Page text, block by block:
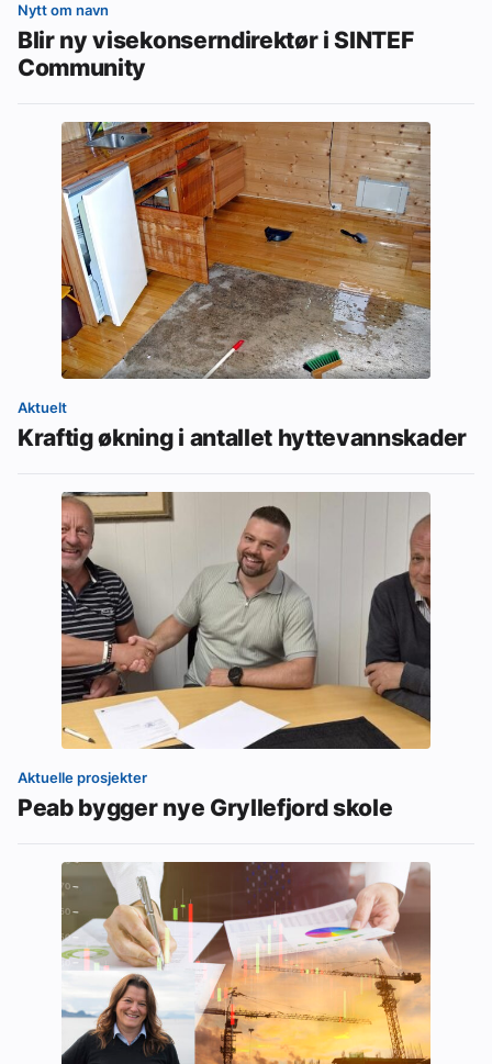
Nytt om navn
Blir ny visekonserndirektør i SINTEF
Community
Aktuelt
Kraftig økning i antallet hyttevannskader
Aktuelle prosjekter
Peab bygger nye Gryllefjord skole